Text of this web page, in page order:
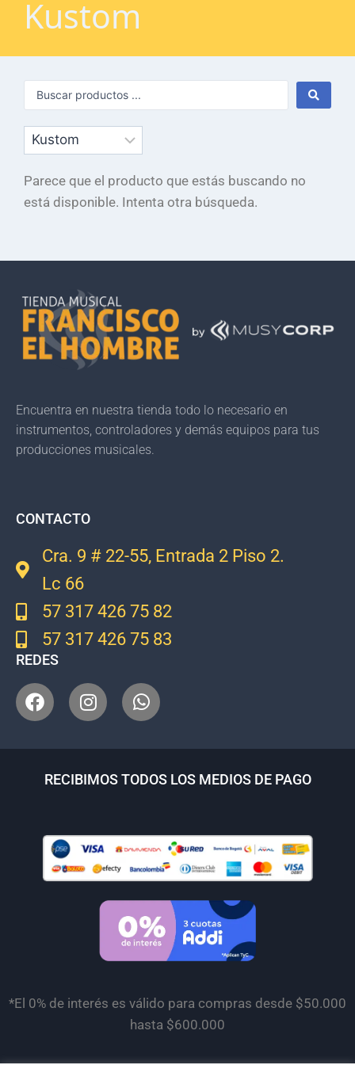
Kustom
Parece que el producto que estás buscando no
está disponible. Intenta otra búsqueda.
Encuentra en nuestra tienda todo lo necesario en
instrumentos, controladores y demás equipos para tus
producciones musicales.
CONTACTO
Cra. 9 # 22-55, Entrada 2 Piso 2.
Lc 66
57 317 426 75 82
57 317 426 75 83
REDES
RECIBIMOS TODOS LOS MEDIOS DE PAGO
*El 0% de interés es válido para compras desde $50.000
hasta $600.000